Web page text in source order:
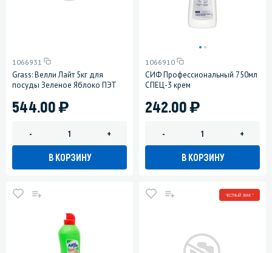
1066931
Grass: Велли Лайт 5кг для
посуды Зеленое Яблоко ПЭТ
544.00)
- +
В КОРЗИНУ
1066910
СИФ Профессиональный 750мл
СПЕЦ-3 крем
242.00)
- +
В КОРЗИНУ
ЧЕСТНЫЙ ЗНАК *